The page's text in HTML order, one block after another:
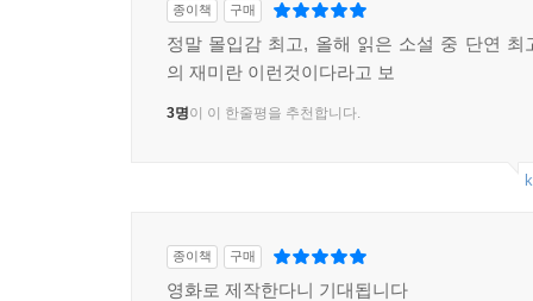
종이책 구매
정말 몰입감 최고, 올해 읽은 소설 중 단연 최
의 재미란 이런것이다라고 보
3명이 이 한줄평을 추천합니다.
종이책 구매
영화로 제작한다니 기대됩니다